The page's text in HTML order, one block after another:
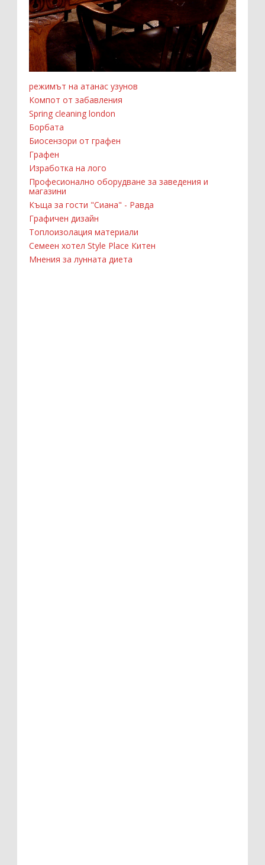
режимът на атанас узунов
Компот от забавления
Spring cleaning london
Борбата
Биосензори от графен
Графен
Изработка на лого
Професионално оборудване за заведения и
магазини
Къща за гости "Сиана" - Равда
Графичен дизайн
Топлоизолация материали
Семеен хотел Style Place Китен
Мнения за лунната диета